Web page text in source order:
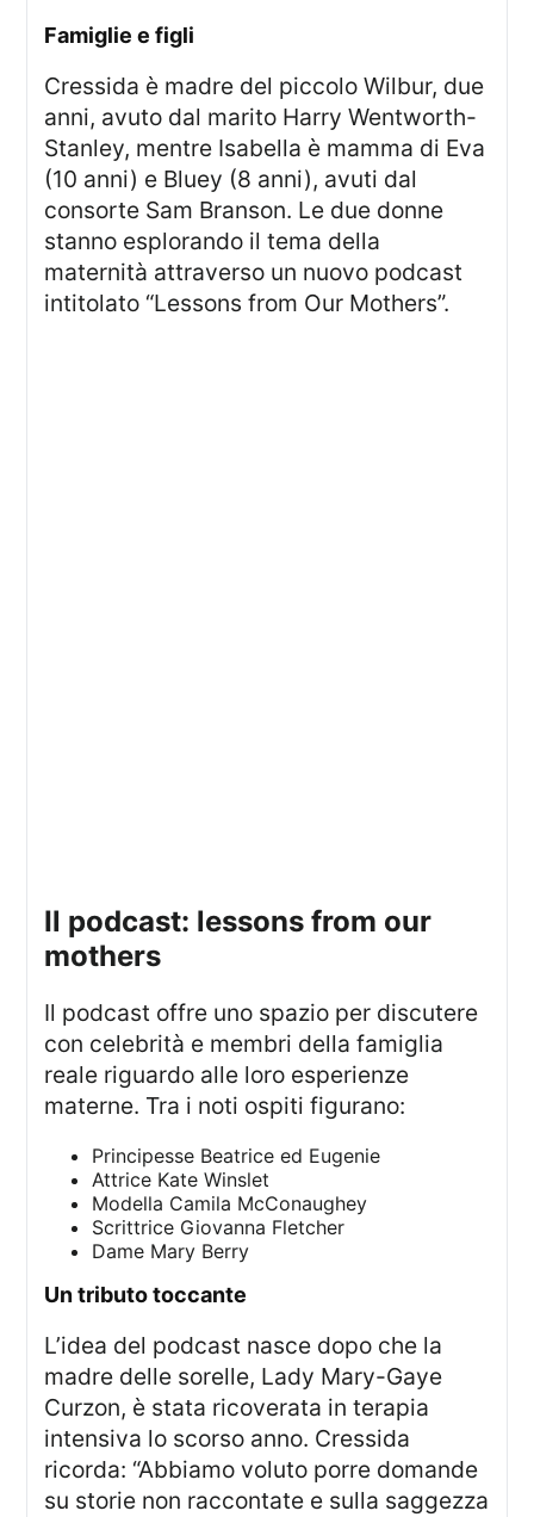
famiglie e figli
Cressida è madre del piccolo Wilbur, due
anni, avuto dal marito Harry Wentworth-
Stanley, mentre Isabella è mamma di Eva
(10 anni) e Bluey (8 anni), avuti dal
consorte Sam Branson. Le due donne
stanno esplorando il tema della
maternità attraverso un nuovo podcast
intitolato “Lessons from Our Mothers”.
il podcast: lessons from our
mothers
Il podcast offre uno spazio per discutere
con celebrità e membri della famiglia
reale riguardo alle loro esperienze
materne. Tra i noti ospiti figurano:
Principesse Beatrice ed Eugenie
Attrice Kate Winslet
Modella Camila McConaughey
Scrittrice Giovanna Fletcher
Dame Mary Berry
un tributo toccante
L’idea del podcast nasce dopo che la
madre delle sorelle, Lady Mary-Gaye
Curzon, è stata ricoverata in terapia
intensiva lo scorso anno. Cressida
ricorda: “Abbiamo voluto porre domande
su storie non raccontate e sulla saggezza